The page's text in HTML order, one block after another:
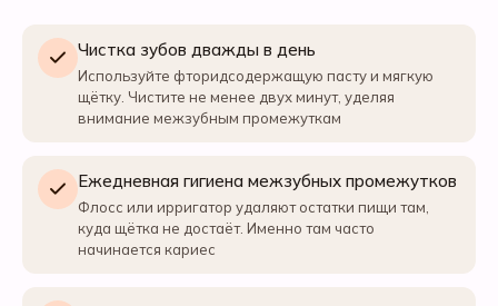
Чистка зубов дважды в день
Используйте фторидсодержащую пасту и мягкую
щётку. Чистите не менее двух минут, уделяя
внимание межзубным промежуткам
Ежедневная гигиена межзубных промежутков
Флосс или ирригатор удаляют остатки пищи там,
куда щётка не достаёт. Именно там часто
начинается кариес